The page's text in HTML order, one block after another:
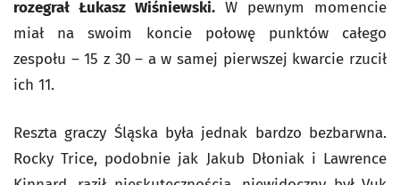
rozegrał Łukasz Wiśniewski. W pewnym momencie
miał na swoim koncie połowę punktów całego
zespołu – 15 z 30 – a w samej pierwszej kwarcie rzucił
ich 11.
Reszta graczy Śląska była jednak bardzo bezbarwna.
Rocky Trice, podobnie jak Jakub Dłoniak i Lawrence